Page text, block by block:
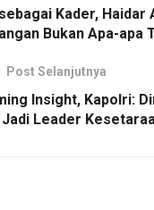
Kader, Haidar
Bukan Apa-apa
Post Selanjutnya
Insight, Kapolri:
Jadi Leader